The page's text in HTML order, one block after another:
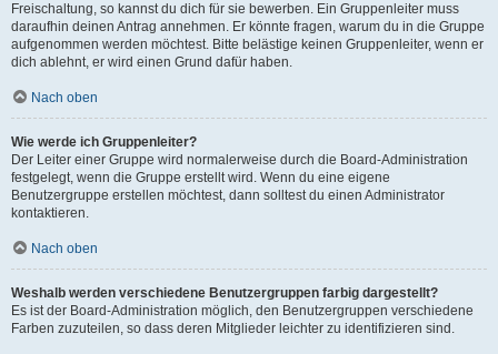
Freischaltung, so kannst du dich für sie bewerben. Ein Gruppenleiter muss
daraufhin deinen Antrag annehmen. Er könnte fragen, warum du in die Gruppe
aufgenommen werden möchtest. Bitte belästige keinen Gruppenleiter, wenn er
dich ablehnt, er wird einen Grund dafür haben.
Nach oben
Wie werde ich Gruppenleiter?
Der Leiter einer Gruppe wird normalerweise durch die Board-Administration
festgelegt, wenn die Gruppe erstellt wird. Wenn du eine eigene
Benutzergruppe erstellen möchtest, dann solltest du einen Administrator
kontaktieren.
Nach oben
Weshalb werden verschiedene Benutzergruppen farbig dargestellt?
Es ist der Board-Administration möglich, den Benutzergruppen verschiedene
Farben zuzuteilen, so dass deren Mitglieder leichter zu identifizieren sind.